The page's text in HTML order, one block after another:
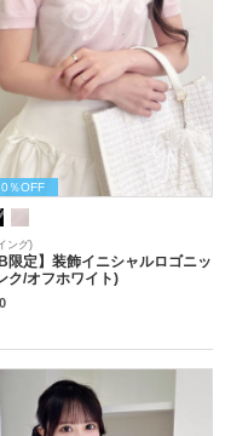
％OFF
ング)
限定】装飾イニシャルロゴニッ
ク/オフホワイト)